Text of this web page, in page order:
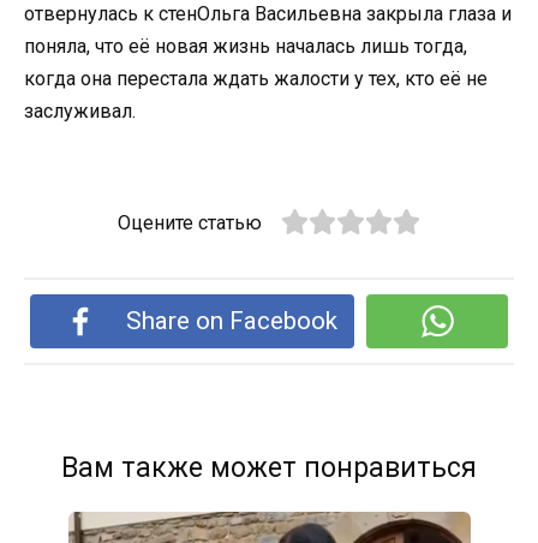
отвернулась к стенОльга Васильевна закрыла глаза и
поняла, что её новая жизнь началась лишь тогда,
когда она перестала ждать жалости у тех, кто её не
заслуживал.
Оцените статью
Share on Facebook
Вам также может понравиться